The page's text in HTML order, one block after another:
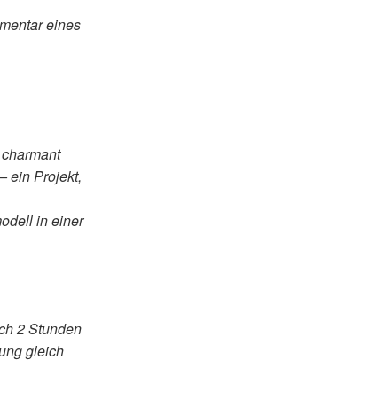
eines
ein Projekt,
in einer
2 Stunden
gleich